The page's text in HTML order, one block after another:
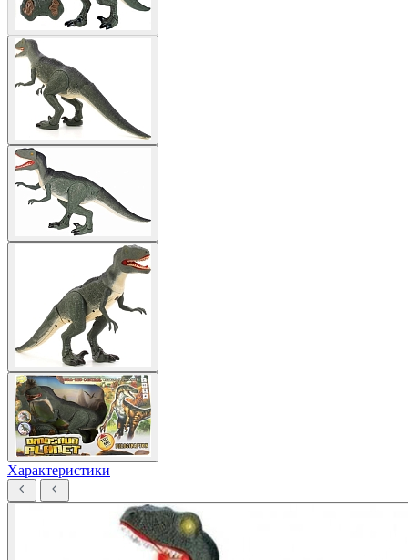
Характеристики